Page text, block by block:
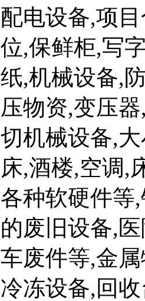
配电设备,项
位,保鲜柜,写
纸,机械设备,
压物资,变压
切机械设备,
床,酒楼,空调,
各种软硬件等
的废旧设备,
车废件等,金
冷冻设备,回